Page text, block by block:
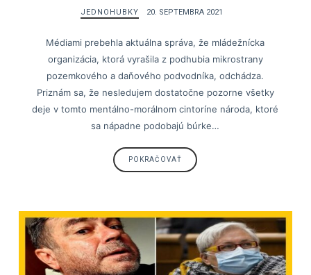
JEDNOHUBKY 20. SEPTEMBRA 2021
Médiami prebehla aktuálna správa, že mládežnícka
organizácia, ktorá vyrašila z podhubia mikrostrany
pozemkového a daňového podvodníka, odchádza.
Priznám sa, že nesledujem dostatočne pozorne všetky
deje v tomto mentálno-morálnom cintoríne národa, ktoré
sa nápadne podobajú búrke…
POKRAČOVAŤ